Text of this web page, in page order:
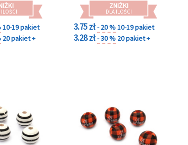
ILOŚCI
10-19 pakiet
20 pakiet +
ZNIŻKI
DLA ILOŚCI
3.75 zł- 20 %10-19 pakiet
3.28 zł- 30 % 20 pakiet +